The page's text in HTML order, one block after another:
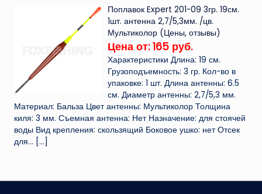
Поплавок Expert 201-09 3гр. 19см.
1шт. антенна 2,7/5,3мм. /цв.
Мультиколор (Цены, отзывы)
Цена от: 165 руб.
Характеристики Длина: 19 см.
Грузоподъемность: 3 гр. Кол-во в
упаковке: 1 шт. Длина антенны: 6.5
см. Диаметр антенны: 2,7/5,3 мм.
Материал: Бальза Цвет антенны: Мультиколор Толщина
киля: 3 мм. Съемная антенна: Нет Назначение: для стоячей
воды Вид крепления: скользящий Боковое ушко: нет Отсек
для... […]